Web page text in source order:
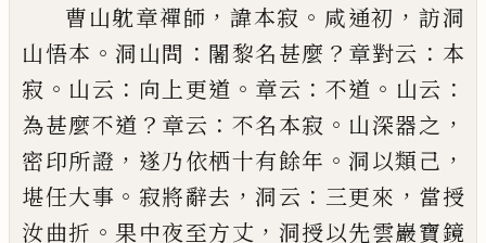
曹山躭章禪師 ，諱本寂 。 咸通初 ， 訪洞
山悟本 。 洞山問 ： 闍黎名甚麼 ？ 章對云 ： 本
寂 。 山云 ： 向上更道 。 章云 ： 不道 。 山云 ：
為甚麼不道 ？ 章云 ： 不名本寂 。 山深器之 ，
密印所證 ， 遂乃依栖十有餘年 。 洞以類己 ，
堪任大事 。 寂將辭去 ， 洞云 ： 三更來 ， 當授
汝曲折 。 果中夜至方丈 ， 洞授以先雲巖寶鏡